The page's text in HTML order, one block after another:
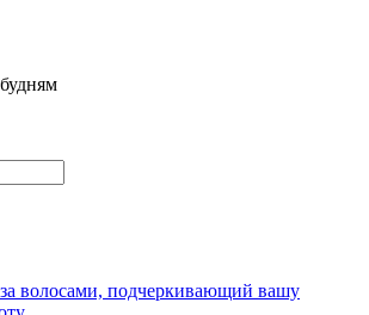
волосами, подчеркивающий вашу